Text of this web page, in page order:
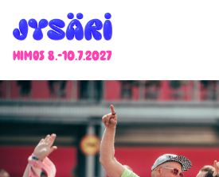
Himos 8.-10.7.2027